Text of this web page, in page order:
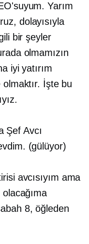
Yarım
dolayısıyla
bir şeyler
olmamızın
iyi yatırım
İşte bu
Şef Avcı
(gülüyor)
avcısıyım ama
8, öğleden